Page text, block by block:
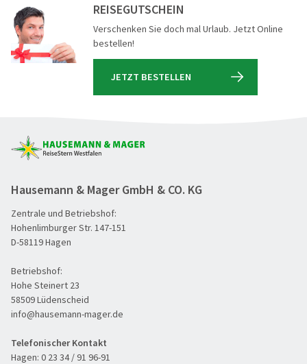
REISEGUTSCHEIN
Verschenken Sie doch mal Urlaub. Jetzt Online
bestellen!
JETZT BESTELLEN
Hausemann & Mager GmbH & CO. KG
Zentrale und Betriebshof:
Hohenlimburger Str. 147-151
D-58119 Hagen
Betriebshof:
Hohe Steinert 23
58509 Lüdenscheid
info@hausemann-mager.de
Telefonischer Kontakt
Hagen: 0 23 34 / 91 96-91